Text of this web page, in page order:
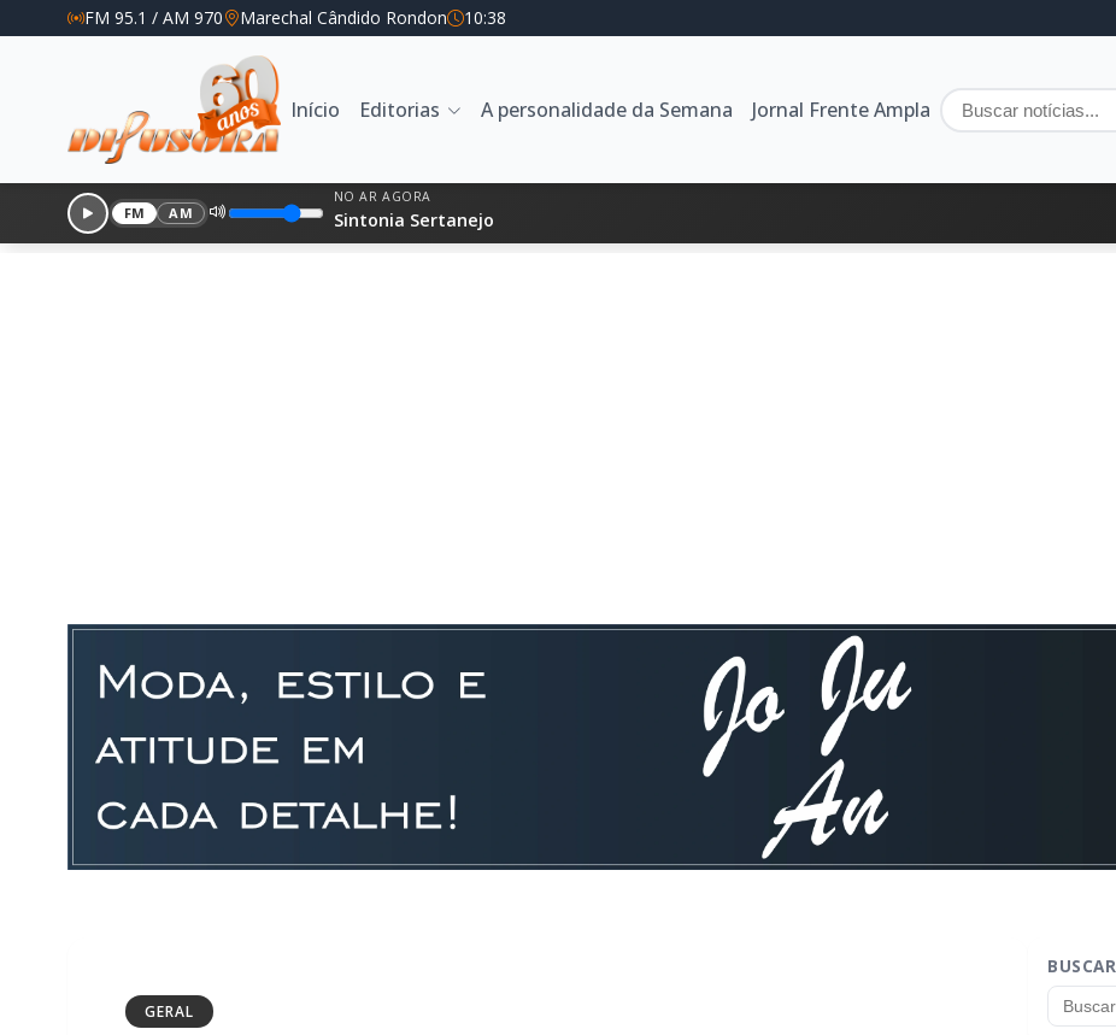
FM 95.1 / AM 970 Marechal Cândido Rondon 10:38
Início Editorias A personalidade da Semana Jornal Frente Ampla
FM AM
NO AR AGORA
Sintonia Sertanejo
GERAL
BUSCAR